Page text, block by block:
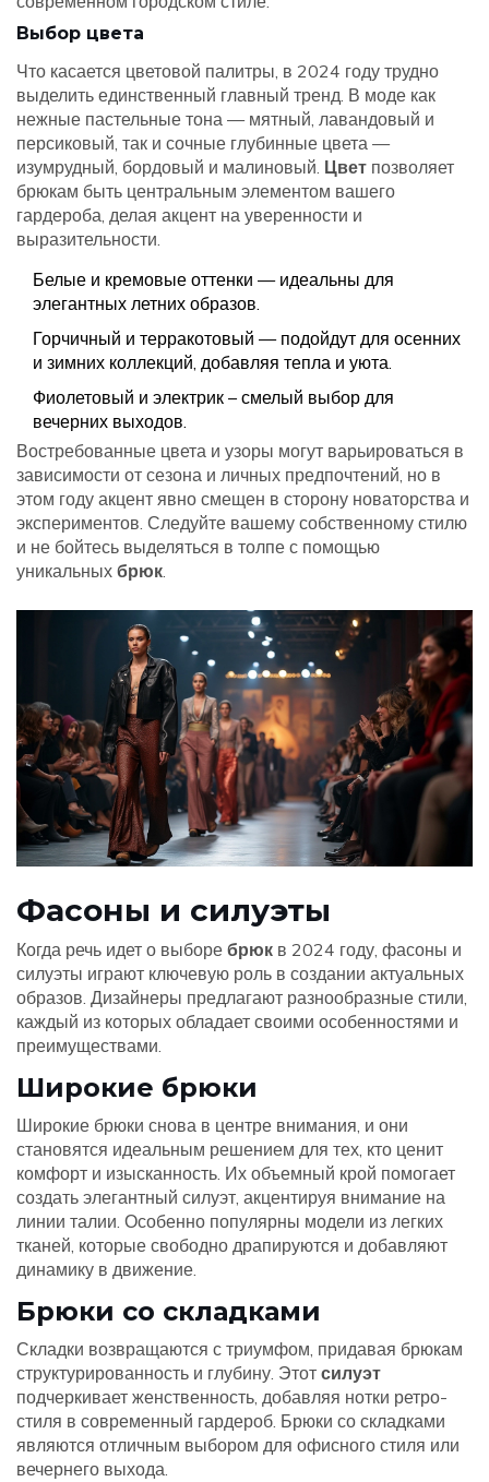
Выбор цвета
Что касается цветовой палитры, в 2024 году трудно
выделить единственный главный тренд. В моде как
нежные пастельные тона — мятный, лавандовый и
персиковый, так и сочные глубинные цвета —
изумрудный, бордовый и малиновый. Цвет позволяет
брюкам быть центральным элементом вашего
гардероба, делая акцент на уверенности и
выразительности.
Белые и кремовые оттенки — идеальны для
элегантных летних образов.
Горчичный и терракотовый — подойдут для осенних
и зимних коллекций, добавляя тепла и уюта.
Фиолетовый и электрик – смелый выбор для
вечерних выходов.
Востребованные цвета и узоры могут варьироваться в
зависимости от сезона и личных предпочтений, но в
этом году акцент явно смещен в сторону новаторства и
экспериментов. Следуйте вашему собственному стилю
и не бойтесь выделяться в толпе с помощью
уникальных брюк.
Фасоны и силуэты
Когда речь идет о выборе брюк в 2024 году, фасоны и
силуэты играют ключевую роль в создании актуальных
образов. Дизайнеры предлагают разнообразные стили,
каждый из которых обладает своими особенностями и
преимуществами.
Широкие брюки
Широкие брюки снова в центре внимания, и они
становятся идеальным решением для тех, кто ценит
комфорт и изысканность. Их объемный крой помогает
создать элегантный силуэт, акцентируя внимание на
линии талии. Особенно популярны модели из легких
тканей, которые свободно драпируются и добавляют
динамику в движение.
Брюки со складками
Складки возвращаются с триумфом, придавая брюкам
структурированность и глубину. Этот силуэт
подчеркивает женственность, добавляя нотки ретро-
стиля в современный гардероб. Брюки со складками
являются отличным выбором для офисного стиля или
вечернего выхода.